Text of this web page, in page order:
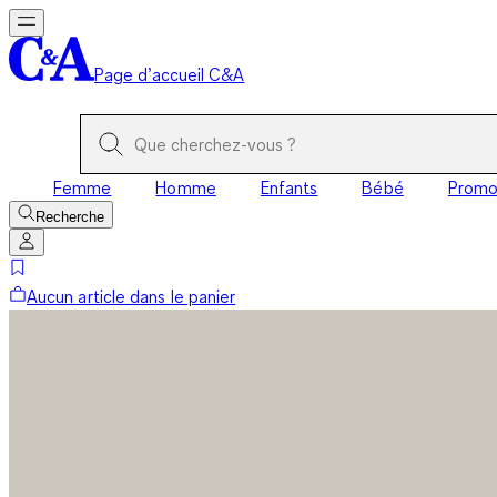
Page d’accueil C&A
Femme Homme Enfants Bébé
Recherche
Aucun article dans le panier